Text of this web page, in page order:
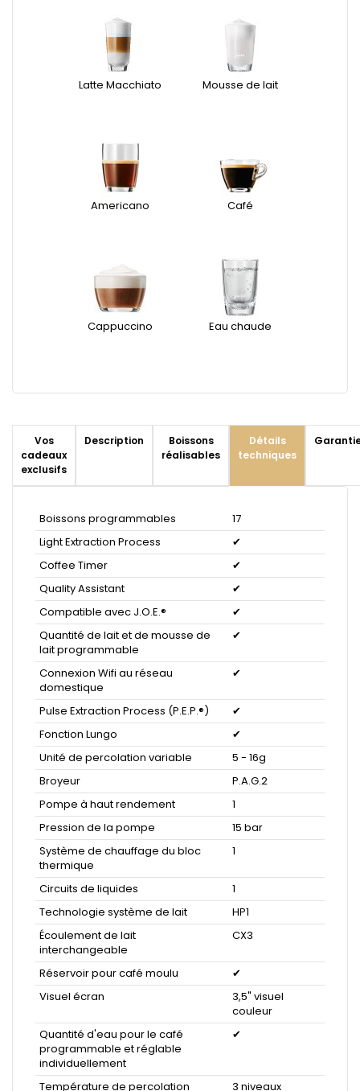
Latte Macchiato Mousse de lait
Americano Café
Cappuccino Eau chaude
Vos
cadeaux
exclusifs
Description
Boissons
réalisables
Détails
techniques
Boissons programmables
17
Light Extraction Process
✔
Coffee Timer
✔
Quality Assistant
✔
Compatible avec J.O.E.®
✔
Quantité de lait et de mousse de
lait programmable
✔
Connexion Wifi au réseau
domestique
✔
Pulse Extraction Process (P.E.P.®)
✔
Fonction Lungo
✔
Unité de percolation variable
5 - 16g
Broyeur
P.A.G.2
Pompe à haut rendement
1
Pression de la pompe
15 bar
Système de chauffage du bloc
thermique
1
Circuits de liquides
1
Technologie système de lait
HP1
Écoulement de lait
interchangeable
CX3
Réservoir pour café moulu
✔
Visuel écran
3,5" visuel
couleur
Quantité d'eau pour le café
programmable et réglable
individuellement
✔
Température de percolation 3 niveaux